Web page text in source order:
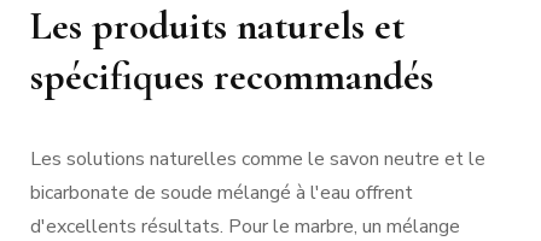
Les produits naturels et
spécifiques recommandés
Les solutions naturelles comme le savon neutre et le
bicarbonate de soude mélangé à l'eau offrent
d'excellents résultats. Pour le marbre, un mélange